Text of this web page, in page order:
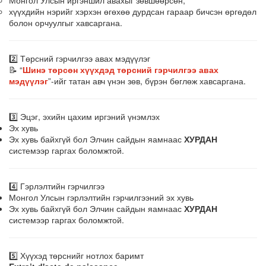
хүүхдийн нэрийг хэрхэн өгөхөө дурдсан гараар бичсэн өргөдөл
болон орчуулгыг хавсаргана.
2️⃣ Төрсний гэрчилгээ авах мэдүүлэг
📝 “Шинэ төрсөн хүүхдэд төрсний гэрчилгээ авах
мэдүүлэг”-ийг татан авч үнэн зөв, бүрэн бөглөж хавсаргана.
3️⃣ Эцэг, эхийн цахим иргэний үнэмлэх
Эх хувь
Эх хувь байхгүй бол Элчин сайдын яамнаас ХУРДАН
системээр гаргах боломжтой.
4️⃣ Гэрлэлтийн гэрчилгээ
Монгол Улсын гэрлэлтийн гэрчилгээний эх хувь
Эх хувь байхгүй бол Элчин сайдын яамнаас ХУРДАН
системээр гаргах боломжтой.
5️⃣ Хүүхэд төрснийг нотлох баримт